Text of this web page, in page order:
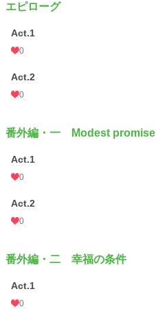
エピローグ
Act.1
0
Act.2
0
番外編・一 Modest promise
Act.1
0
Act.2
0
番外編・二 幸福の条件
Act.1
0